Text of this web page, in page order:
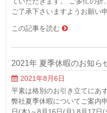
ご了承下さいますようお願
この記事を読む
2021年 夏季休暇のお知ら
2021年8月6日
平素は格別のお引き立てにあ
弊社夏季休暇についてご案内